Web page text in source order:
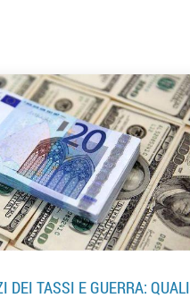
DEI TASSI E GUERRA: QUALI